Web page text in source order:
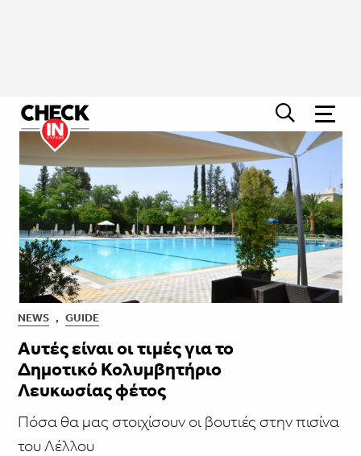
NEWS , GUIDE
Αυτές είναι οι τιμές για το
Δημοτικό Κολυμβητήριο
Λευκωσίας φέτος
Πόσα θα μας στοιχίσουν οι βουτιές στην πισίνα
του Λέλλου